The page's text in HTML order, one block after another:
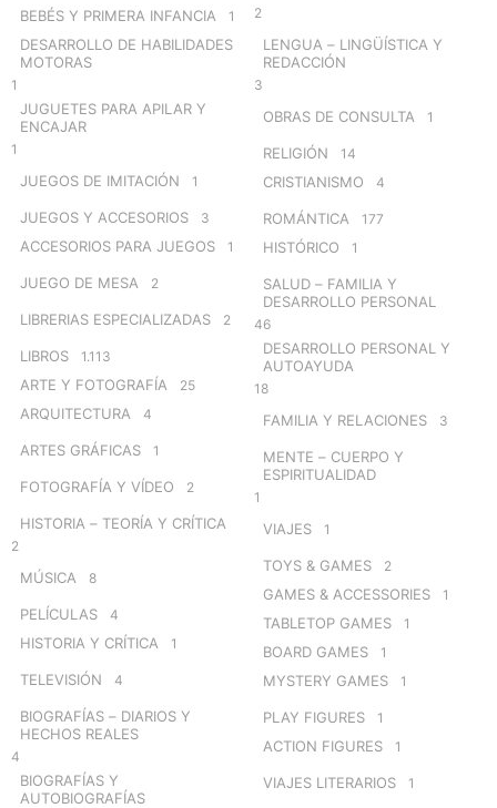
BEBÉS Y PRIMERA INFANCIA 1
DESARROLLO DE HABILIDADES
MOTORAS
1
JUGUETES PARA APILAR Y
ENCAJAR
1
JUEGOS DE IMITACIÓN 1
JUEGOS Y ACCESORIOS 3
ACCESORIOS PARA JUEGOS 1
JUEGO DE MESA 2
LIBRERIAS ESPECIALIZADAS 2
LIBROS 1.113
ARTE Y FOTOGRAFÍA 25
ARQUITECTURA 4
ARTES GRÁFICAS 1
FOTOGRAFÍA Y VÍDEO 2
HISTORIA – TEORÍA Y CRÍTICA
2
MÚSICA 8
PELÍCULAS 4
HISTORIA Y CRÍTICA 1
TELEVISIÓN 4
BIOGRAFÍAS – DIARIOS Y
HECHOS REALES
4
BIOGRAFÍAS Y
AUTOBIOGRAFÍAS
2
LENGUA – LINGÜÍSTICA Y
REDACCIÓN
3
OBRAS DE CONSULTA 1
RELIGIÓN 14
CRISTIANISMO 4
ROMÁNTICA 177
HISTÓRICO 1
SALUD – FAMILIA Y
DESARROLLO PERSONAL
46
DESARROLLO PERSONAL Y
AUTOAYUDA
18
FAMILIA Y RELACIONES 3
MENTE – CUERPO Y
ESPIRITUALIDAD
1
VIAJES 1
TOYS & GAMES 2
GAMES & ACCESSORIES 1
TABLETOP GAMES 1
BOARD GAMES 1
MYSTERY GAMES 1
PLAY FIGURES 1
ACTION FIGURES 1
VIAJES LITERARIOS 1